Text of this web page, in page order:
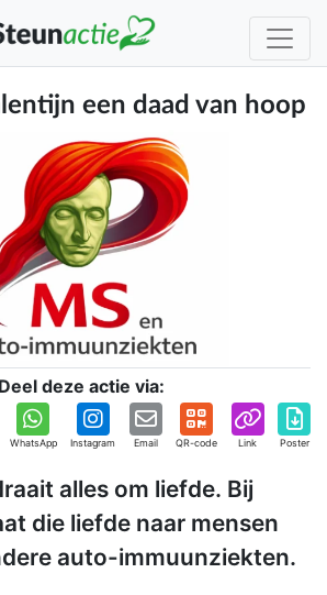
een daad van hoop
Deel deze actie via:
WhatsApp Instagram Email QR-code Link Poster
alles om liefde. Bij
die liefde naar mensen
auto-immuunziekten.